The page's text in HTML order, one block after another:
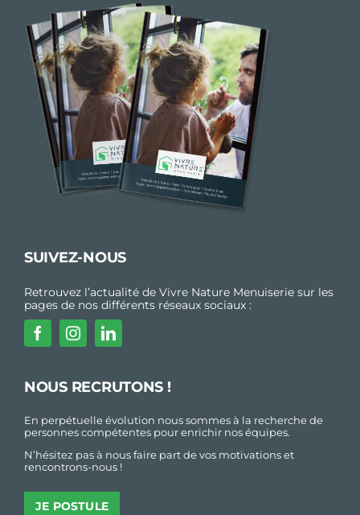
SUIVEZ-NOUS
Retrouvez l’actualité de Vivre Nature Menuiserie sur les
pages de nos différents réseaux sociaux :
NOUS RECRUTONS !
En perpétuelle évolution nous sommes à la recherche de
personnes compétentes pour enrichir nos équipes.
N’hésitez pas à nous faire part de vos motivations et
rencontrons-nous !
JE POSTULE